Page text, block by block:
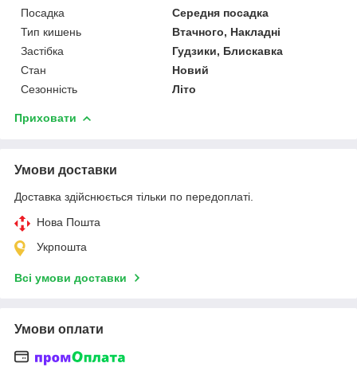
Посадка
Середня посадка
Тип кишень
Втачного, Накладні
Застібка
Гудзики, Блискавка
Стан
Новий
Сезонність
Літо
Приховати
Умови доставки
Доставка здійснюється тільки по передоплаті.
Нова Пошта
Укрпошта
Всі умови доставки
Умови оплати